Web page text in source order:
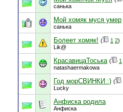
санька
Мой хомяк муся умер
санька
Болеет хомяк! ( 1 2)
Lik@
КрасавицаТоська ( 1
natashaermakowa
Год морСВИНКИ :) (
Lucky
Анфиска родила
Анфиска